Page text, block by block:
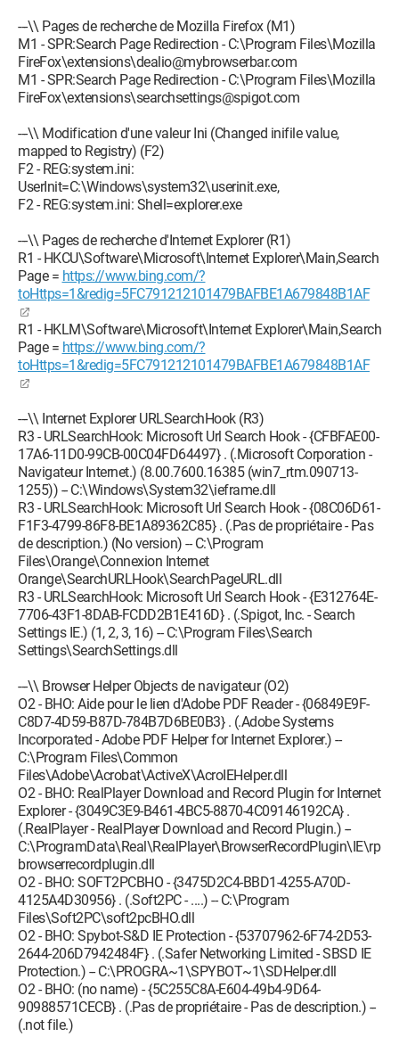
---\\ Pages de recherche de Mozilla Firefox (M1)
M1 - SPR:Search Page Redirection - C:\Program Files\Mozilla
FireFox\extensions\dealio@mybrowserbar.com
M1 - SPR:Search Page Redirection - C:\Program Files\Mozilla
FireFox\extensions\searchsettings@spigot.com
---\\ Modification d'une valeur Ini (Changed inifile value,
mapped to Registry) (F2)
F2 - REG:system.ini:
UserInit=C:\Windows\system32\userinit.exe,
F2 - REG:system.ini: Shell=explorer.exe
---\\ Pages de recherche d'Internet Explorer (R1)
R1 - HKCU\Software\Microsoft\Internet Explorer\Main,Search
Page = https://www.bing.com/?
toHttps=1&redig=5FC791212101479BAFBE1A679848B1AF
R1 - HKLM\Software\Microsoft\Internet Explorer\Main,Search
Page = https://www.bing.com/?
toHttps=1&redig=5FC791212101479BAFBE1A679848B1AF
---\\ Internet Explorer URLSearchHook (R3)
R3 - URLSearchHook: Microsoft Url Search Hook - {CFBFAE00-
17A6-11D0-99CB-00C04FD64497} . (.Microsoft Corporation -
Navigateur Internet.) (8.00.7600.16385 (win7_rtm.090713-
1255)) -- C:\Windows\System32\ieframe.dll
R3 - URLSearchHook: Microsoft Url Search Hook - {08C06D61-
F1F3-4799-86F8-BE1A89362C85} . (.Pas de propriétaire - Pas
de description.) (No version) -- C:\Program
Files\Orange\Connexion Internet
Orange\SearchURLHook\SearchPageURL.dll
R3 - URLSearchHook: Microsoft Url Search Hook - {E312764E-
7706-43F1-8DAB-FCDD2B1E416D} . (.Spigot, Inc. - Search
Settings IE.) (1, 2, 3, 16) -- C:\Program Files\Search
Settings\SearchSettings.dll
---\\ Browser Helper Objects de navigateur (O2)
O2 - BHO: Aide pour le lien d'Adobe PDF Reader - {06849E9F-
C8D7-4D59-B87D-784B7D6BE0B3} . (.Adobe Systems
Incorporated - Adobe PDF Helper for Internet Explorer.) --
C:\Program Files\Common
Files\Adobe\Acrobat\ActiveX\AcroIEHelper.dll
O2 - BHO: RealPlayer Download and Record Plugin for Internet
Explorer - {3049C3E9-B461-4BC5-8870-4C09146192CA} .
(.RealPlayer - RealPlayer Download and Record Plugin.) --
C:\ProgramData\Real\RealPlayer\BrowserRecordPlugin\IE\rp
browserrecordplugin.dll
O2 - BHO: SOFT2PCBHO - {3475D2C4-BBD1-4255-A70D-
4125A4D30956} . (.Soft2PC - ....) -- C:\Program
Files\Soft2PC\soft2pcBHO.dll
O2 - BHO: Spybot-S&D IE Protection - {53707962-6F74-2D53-
2644-206D7942484F} . (.Safer Networking Limited - SBSD IE
Protection.) -- C:\PROGRA~1\SPYBOT~1\SDHelper.dll
O2 - BHO: (no name) - {5C255C8A-E604-49b4-9D64-
90988571CECB} . (.Pas de propriétaire - Pas de description.) --
(.not file.)